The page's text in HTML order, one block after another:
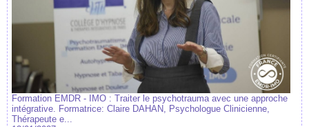
Formation EMDR - IMO : Traiter le psychotrauma avec une approche
intégrative. Formatrice: Claire DAHAN, Psychologue Clinicienne,
Thérapeute e...